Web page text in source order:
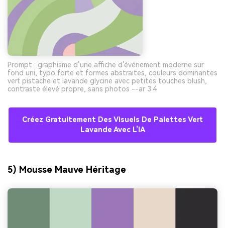
Prompt : graphisme d’une affiche d’événement moderne sur
fond uni, typo forte et formes abstraites, couleurs dominantes
vert pistache et lavande glycine avec petites touches blush,
contraste élevé propre, sans photos --ar 3:4
Créez Gratuitement Des Visuels De Palettes Vert
Lavande Avec L’IA
5) Mousse Mauve Héritage